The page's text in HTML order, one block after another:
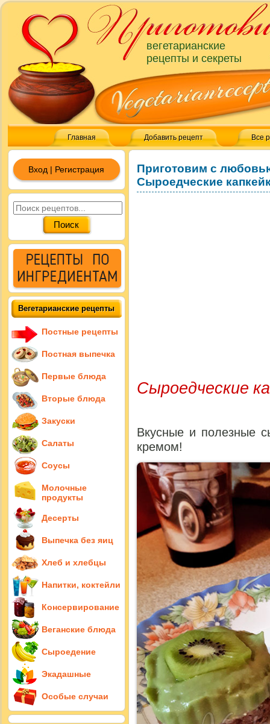
вегетарианские
рецепты и секреты
Главная Добавить рецепт Все
Приготовим с
Сыроедческие
Сыроедческие
Вкусные и полезные
кремом!
Вход | Регистрация
Вегетарианские рецепты
Постные рецепты
Постная выпечка
Первые блюда
Вторые блюда
Закуски
Салаты
Соусы
Молочные
продукты
Десерты
Выпечка без яиц
Хлеб и хлебцы
Напитки, коктейли
Консервирование
Веганские блюда
Сыроедение
Экадашные
Особые случаи